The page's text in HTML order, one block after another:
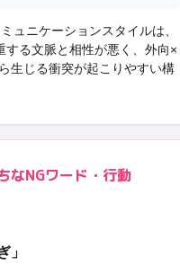
ュニケーションスタイルは、
する文脈と相性が悪く、 外向×
生じる衝突が起こりやすい構
なNGワード・行動
」